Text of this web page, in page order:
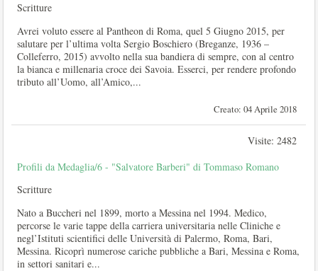
Scritture
Avrei voluto essere al Pantheon di Roma, quel 5 Giugno 2015, per
salutare per l’ultima volta Sergio Boschiero (Breganze, 1936 –
Colleferro, 2015) avvolto nella sua bandiera di sempre, con al centro
la bianca e millenaria croce dei Savoia. Esserci, per rendere profondo
tributo all’Uomo, all’Amico,...
Creato: 04 Aprile 2018
Visite: 2482
Profili da Medaglia/6 - "Salvatore Barberi" di Tommaso Romano
Scritture
Nato a Buccheri nel 1899, morto a Messina nel 1994. Medico,
percorse le varie tappe della carriera universitaria nelle Cliniche e
negl’Istituti scientifici delle Università di Palermo, Roma, Bari,
Messina. Ricoprì numerose cariche pubbliche a Bari, Messina e Roma,
in settori sanitari e...